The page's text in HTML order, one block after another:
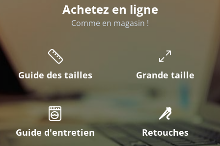
Achetez en ligne
Comme en magasin !
Guide des tailles Grande taille
Guide d'entretien Retouches